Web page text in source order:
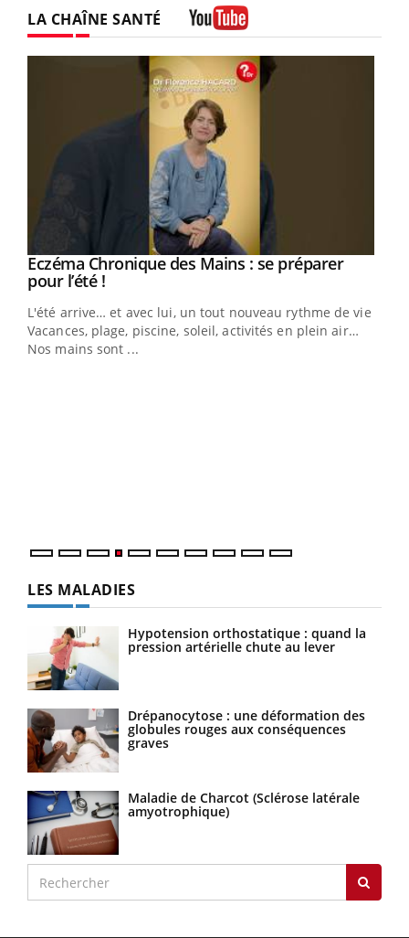
LA CHAÎNE SANTÉ
Youtube
Eczéma Chronique des Mains : se préparer
pour l’été !Youtube
L'été arrive… et avec lui, un tout nouveau rythme de vie !
Vacances, plage, piscine, soleil, activités en plein air…
Nos mains sont ...
LES MALADIES
Hypotension orthostatique : quand la
pression artérielle chute au lever
Drépanocytose : une déformation des
globules rouges aux conséquences
graves
Maladie de Charcot (Sclérose latérale
amyotrophique)